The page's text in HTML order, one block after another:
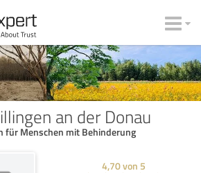
an der Donau
für Menschen mit Behinderung
4,70von 5